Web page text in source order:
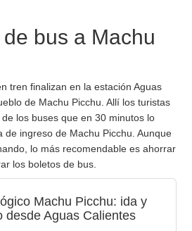
bus a Machu
tren finalizan en la estación Aguas
de Machu Picchu. Allí los turistas
los buses que en 30 minutos lo
de ingreso de Machu Picchu. Aunque
lo más recomendable es ahorrar
los boletos de bus.
Machu Picchu: ida y
desde Aguas Calientes